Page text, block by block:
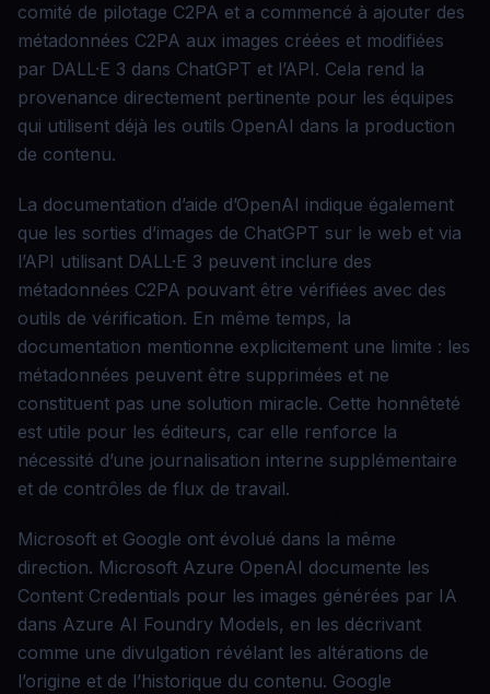
comité de pilotage C2PA et a commencé à ajouter des
métadonnées C2PA aux images créées et modifiées
par DALL·E 3 dans ChatGPT et l’API. Cela rend la
provenance directement pertinente pour les équipes
qui utilisent déjà les outils OpenAI dans la production
de contenu.
La documentation d’aide d’OpenAI indique également
que les sorties d’images de ChatGPT sur le web et via
l’API utilisant DALL·E 3 peuvent inclure des
métadonnées C2PA pouvant être vérifiées avec des
outils de vérification. En même temps, la
documentation mentionne explicitement une limite : les
métadonnées peuvent être supprimées et ne
constituent pas une solution miracle. Cette honnêteté
est utile pour les éditeurs, car elle renforce la
nécessité d’une journalisation interne supplémentaire
et de contrôles de flux de travail.
Microsoft et Google ont évolué dans la même
direction. Microsoft Azure OpenAI documente les
Content Credentials pour les images générées par IA
dans Azure AI Foundry Models, en les décrivant
comme une divulgation révélant les altérations de
l’origine et de l’historique du contenu. Google